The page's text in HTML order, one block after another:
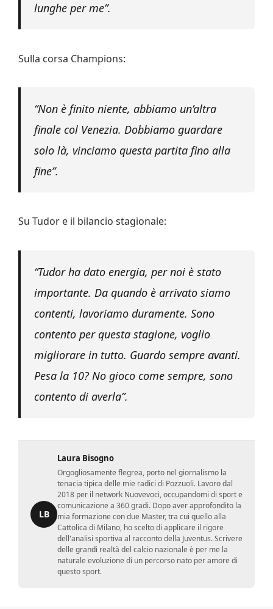
lunghe per me”.
Sulla corsa Champions:
“Non è finito niente, abbiamo un’altra
finale col Venezia. Dobbiamo guardare
solo là, vinciamo questa partita fino alla
fine”.
Su Tudor e il bilancio stagionale:
“Tudor ha dato energia, per noi è stato
importante. Da quando è arrivato siamo
contenti, lavoriamo duramente. Sono
contento per questa stagione, voglio
migliorare in tutto. Guardo sempre avanti.
Pesa la 10? No gioco come sempre, sono
contento di averla”.
LB
Laura Bisogno
Orgogliosamente flegrea, porto nel giornalismo la
tenacia tipica delle mie radici di Pozzuoli. Lavoro dal
2018 per il network Nuovevoci, occupandomi di sport e
comunicazione a 360 gradi. Dopo aver approfondito la
mia formazione con due Master, tra cui quello alla
Cattolica di Milano, ho scelto di applicare il rigore
dell'analisi sportiva al racconto della Juventus. Scrivere
delle grandi realtà del calcio nazionale è per me la
naturale evoluzione di un percorso nato per amore di
questo sport.